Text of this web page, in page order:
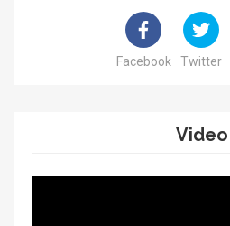
Facebook Twitter
Video